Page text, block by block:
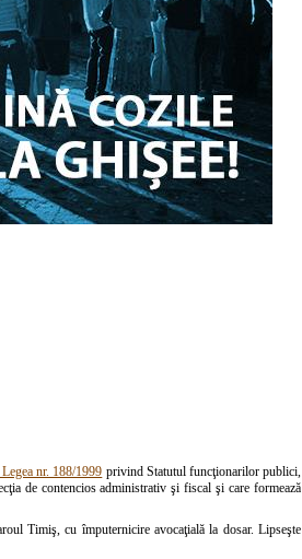
nr. 188/1999 privind Statutul funcţionarilor publici,
de contencios administrativ şi fiscal şi care formează
Timiş, cu împuternicire avocaţială la dosar. Lipseşte